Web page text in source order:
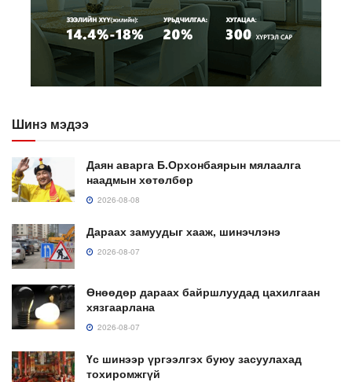
Шинэ мэдээ
Даян аварга Б.Орхонбаярын мялаалга
наадмын хөтөлбөр
2026-08-08
Дараах замуудыг хааж, шинэчлэнэ
2026-08-07
Өнөөдөр дараах байршлуудад цахилгаан
хязгаарлана
2026-08-07
Үс шинээр үргээлгэх буюу засуулахад
тохиромжгүй